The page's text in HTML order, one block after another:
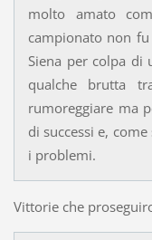
molto amato
campionato non
Siena per colpa di
qualche brutta
rumoreggiare ma
di successi e,
i problemi.
Vittorie che